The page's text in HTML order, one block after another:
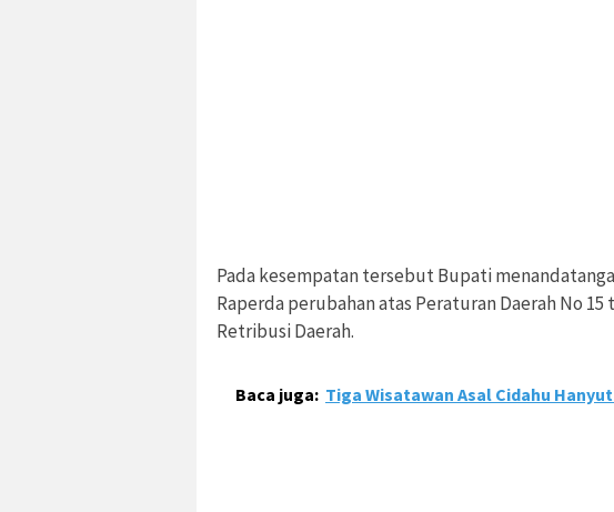
Pada kesempatan tersebut Bupati
Raperda perubahan atas Peraturan Daerah No
Retribusi Daerah.
Baca juga: Tiga Wisatawan Asal Cidahu